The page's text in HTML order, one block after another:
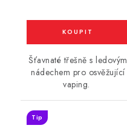
Šťavnaté třešně s ledovým
nádechem pro osvěžující
vaping.
Tip